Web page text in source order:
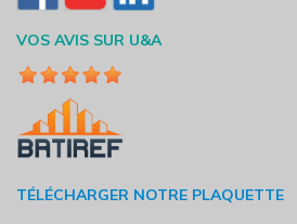
VOS AVIS SUR U&A
TÉLÉCHARGER NOTRE PLAQUETTE